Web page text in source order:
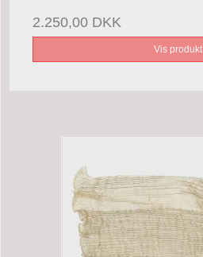
2.250,00 DKK
Vis produkt